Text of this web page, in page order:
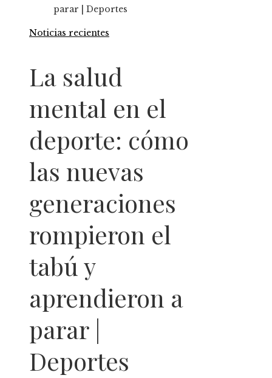
parar | Deportes
Noticias recientes
La salud
mental en el
deporte: cómo
las nuevas
generaciones
rompieron el
tabú y
aprendieron a
parar |
Deportes